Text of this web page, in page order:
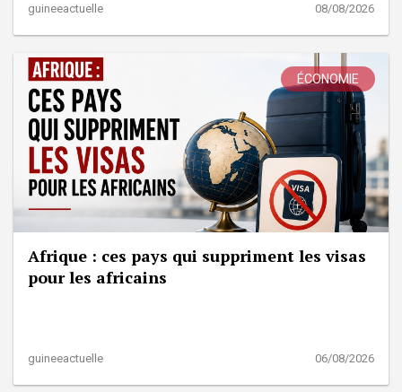
guineeactuelle 08/08/2026
ÉCONOMIE
Afrique : ces pays qui suppriment les visas
pour les africains
guineeactuelle 06/08/2026